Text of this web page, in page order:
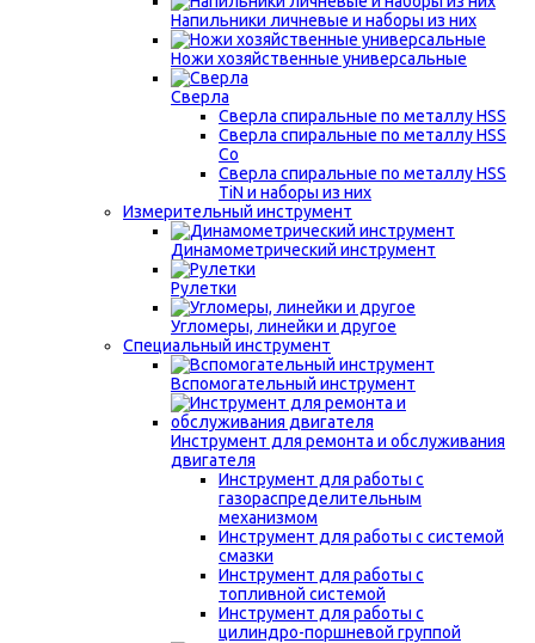
Напильники личневые и наборы из них
Ножи хозяйственные универсальные
Сверла
Сверла спиральные по металлу HSS
Сверла спиральные по металлу HSS
Co
Сверла спиральные по металлу HSS
TiN и наборы из них
Измерительный инструмент
Динамометрический инструмент
Рулетки
Угломеры, линейки и другое
Специальный инструмент
Вспомогательный инструмент
Инструмент для ремонта и обслуживания
двигателя
Инструмент для работы с
газораспределительным
механизмом
Инструмент для работы с системой
смазки
Инструмент для работы с
топливной системой
Инструмент для работы с
цилиндро-поршневой группой